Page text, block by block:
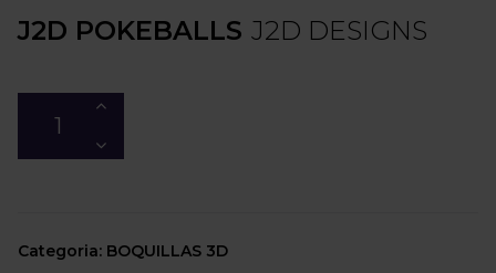
J2D POKEBALLS J2D DESIGNS
Categoria: BOQUILLAS 3D